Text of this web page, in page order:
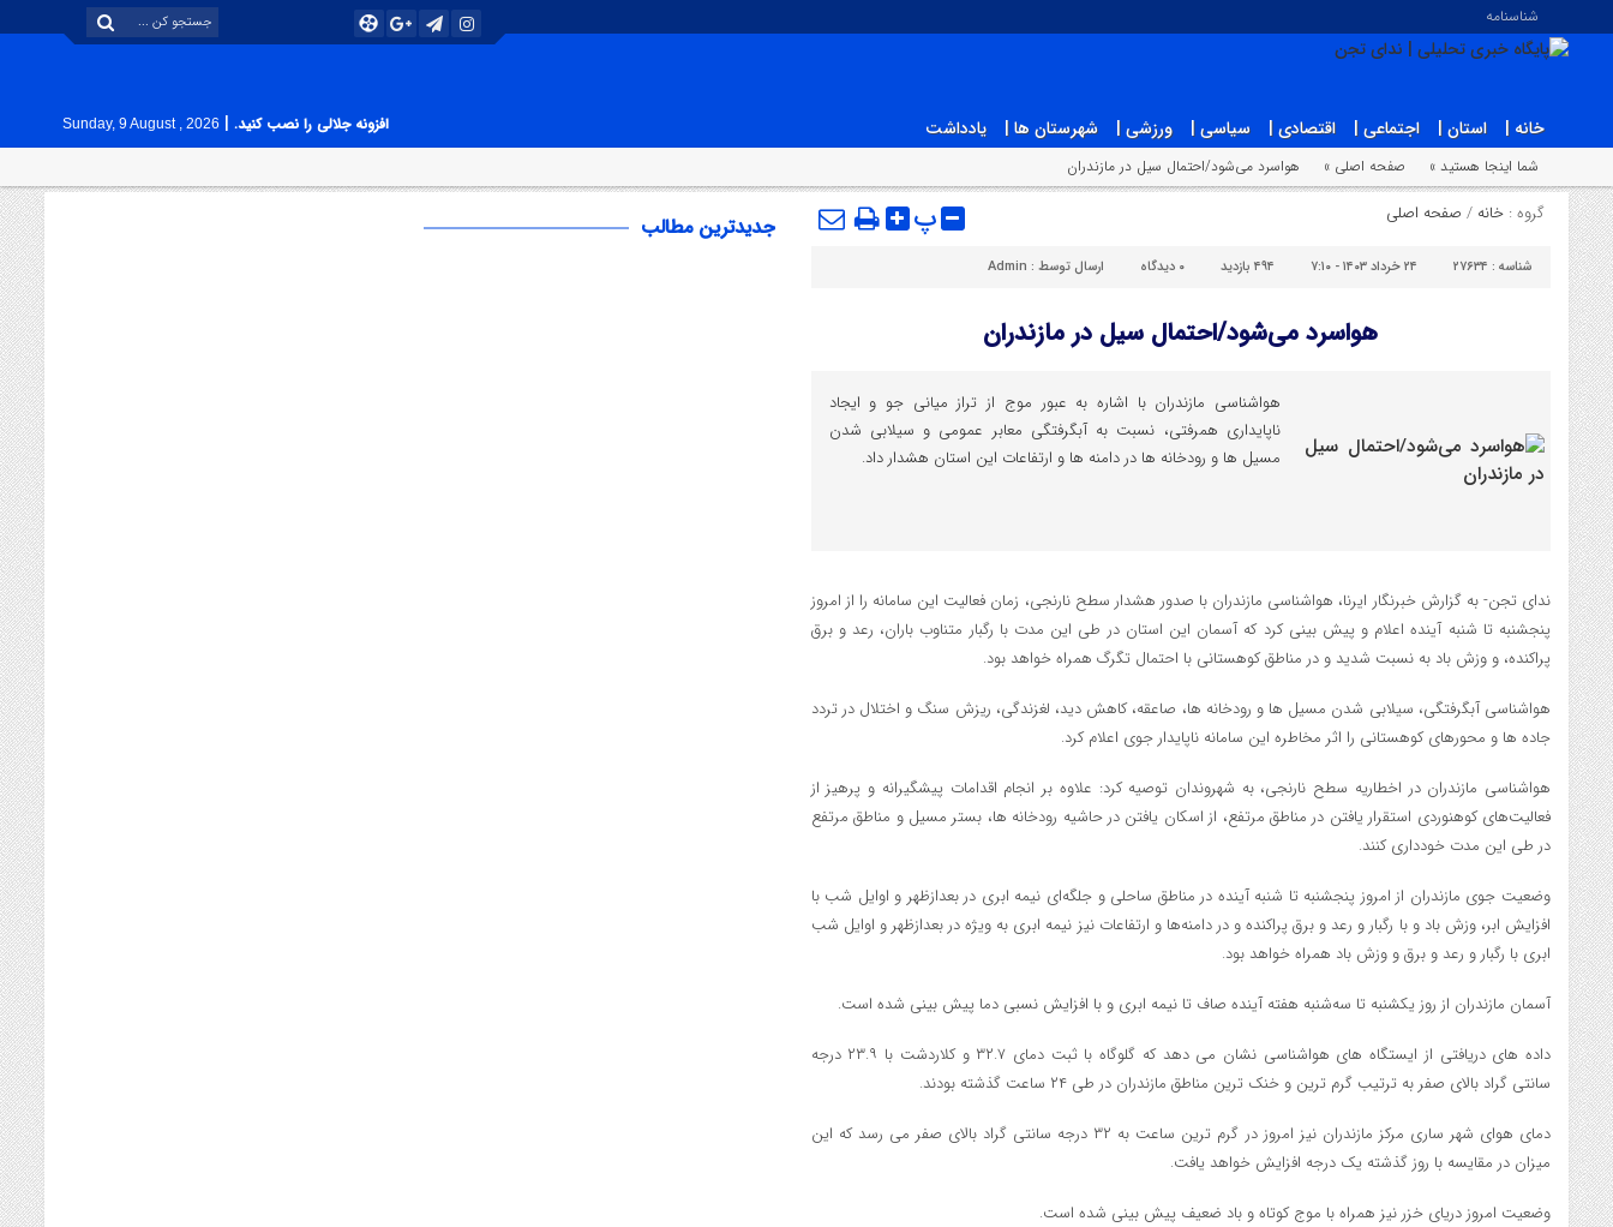
شناسنامه
خانه | استان | اجتماعی | اقتصادی | سیاسی | ورزشی | شهرستان ها | یادداشت افزونه جلالی را نصب کنید. |
Sunday, 9 August , 2026
شما اینجا هستید » صفحه اصلی » هواسرد می‌شود/احتمال سیل در مازندران
گروه : خانه / صفحه اصلی پ
شناسه : ۲۷۶۳۴ ۲۴ خرداد ۱۴۰۳ - ۷:۱۰ ۴۹۴ بازدید ۰ دیدگاه ارسال توسط : Admin
هواسرد می‌شود/احتمال سیل در مازندران
هواشناسی مازندران با اشاره به عبور موج از تراز میانی جو و ایجاد
ناپایداری همرفتی، نسبت به آبگرفتگی معابر عمومی و سیلابی شدن
مسیل ها و رودخانه ها در دامنه ها و ارتفاعات این استان هشدار داد.
ندای تجن- به گزارش خبرنگار ایرنا، هواشناسی مازندران با صدور هشدار سطح نارنجی، زمان فعالیت این سامانه را از امروز
پنجشنبه تا شنبه آینده اعلام و پیش بینی کرد که آسمان این استان در طی این مدت با رگبار متناوب باران، رعد و برق
پراکنده، و وزش باد به نسبت شدید و در مناطق کوهستانی با احتمال تگرگ همراه خواهد بود.
هواشناسی آبگرفتگی، سیلابی شدن مسیل ها و رودخانه ها، صاعقه، کاهش دید، لغزندگی، ریزش سنگ و اختلال در تردد
جاده ها و محورهای کوهستانی را اثر مخاطره این سامانه ناپایدار جوی اعلام کرد.
هواشناسی مازندران در اخطاریه سطح نارنجی، به شهروندان توصیه کرد: علاوه بر انجام اقدامات پیشگیرانه و پرهیز از
فعالیت‌های کوهنوردی استقرار یافتن در مناطق مرتفع، از اسکان یافتن در حاشیه رودخانه ها، بستر مسیل و مناطق مرتفع
در طی این مدت خودداری کنند.
وضعیت جوی مازندران از امروز پنجشنبه تا شنبه آینده در مناطق ساحلی و جلگه‌ای نیمه ابری در بعدازظهر و اوایل شب با
افزایش ابر، وزش باد و با رگبار و رعد و برق پراکنده و در دامنه‌ها و ارتفاعات نیز نیمه ابری به ویژه در بعدازظهر و اوایل شب
ابری با رگبار و رعد و برق و وزش باد همراه خواهد بود.
آسمان مازندران از روز یکشنبه تا سه‌شنبه هفته آینده صاف تا نیمه ابری و با افزایش نسبی دما پیش بینی شده است.
داده های دریافتی از ایستگاه های هواشناسی نشان می دهد که گلوگاه با ثبت دمای ۳۲.۷ و کلاردشت با ۲۳.۹ درجه
سانتی گراد بالای صفر به ترتیب گرم ترین و خنک ترین مناطق مازندران در طی ۲۴ ساعت گذشته بودند.
دمای هوای شهر ساری مرکز مازندران نیز امروز در گرم ترین ساعت به ۳۲ درجه سانتی گراد بالای صفر می رسد که این
میزان در مقایسه با روز گذشته یک درجه افزایش خواهد یافت.
وضعیت امروز دریای خزر نیز همراه با موج کوتاه و باد ضعیف پیش بینی شده است.
جدیدترین مطالب